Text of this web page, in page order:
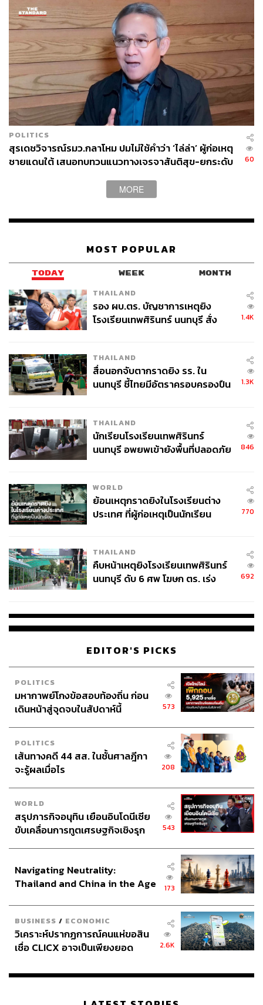
POLITICS
สุรเดชวิจารณ์รมว.กลาโหม ปมไม่ใช้คำว่า ‘ไล่ล่า’ ผู้ก่อเหตุ
ชายแดนใต้ เสนอทบทวนแนวทางเจรจาสันติสุข-ยกระดับ
60
MORE
MOST POPULAR
TODAY WEEK MONTH
THAILAND
รอง ผบ.ตร. บัญชาการเหตุยิง
โรงเรียนเทพศิรินทร์ นนทบุรี สั่ง
1.4K
THAILAND
สื่อนอกจับตากราดยิง รร. ใน
นนทบุรี ชี้ไทยมีอัตราครอบครองปืน
1.3K
THAILAND
นักเรียนโรงเรียนเทพศิรินทร์
นนทบุรี อพยพเข้ายังพื้นที่ปลอดภัย
846
WORLD
ย้อนเหตุกราดยิงในโรงเรียนต่าง
ประเทศ ที่ผู้ก่อเหตุเป็นนักเรียน
770
THAILAND
คืบหน้าเหตุยิงโรงเรียนเทพศิรินทร์
นนทบุรี ดับ 6 ศพ โฆษก ตร. เร่ง
692
EDITOR'S PICKS
POLITICS
มหากาพย์โกงข้อสอบท้องถิ่น ก่อน
เดินหน้าสู่จุดจบในสัปดาห์นี้
573
POLITICS
เส้นทางคดี 44 สส. ในชั้นศาลฎีกา
จะรู้ผลเมื่อไร
208
WORLD
สรุปภารกิจอนุทิน เยือนอินโดนีเซีย
ขับเคลื่อนการทูตเศรษฐกิจเชิงรุก
543
Navigating Neutrality:
Thailand and China in the Age
173
BUSINESS / ECONOMIC
วิเคราะห์ปรากฏการณ์คนแห่ขอสิน
เชื่อ CLICX อาจเป็นเพียงยอด
เรือนไทยที่ถูกซุกไว้
2.6K